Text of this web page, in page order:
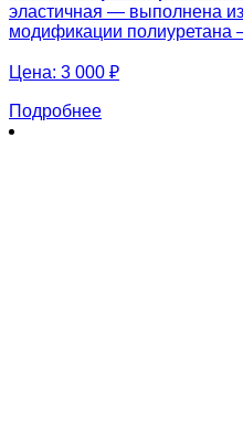
эластичная — выполнена
модификации
Цена: 3 000 ₽
Подробнее